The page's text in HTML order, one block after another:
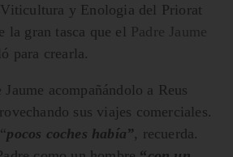
y Enologia del Priorat
la gran tasca que el Padre Jaume
para crearla.
acompañándolo a Reus
sus viajes comerciales.
pocos coches había”, recuerda.